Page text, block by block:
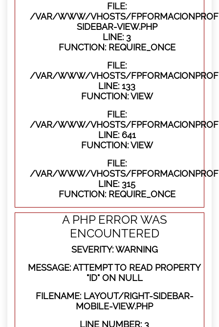
FILE:
/VAR/WWW/VHOSTS/
SIDEBAR-VIEW.PHP
LINE: 3
FUNCTION: REQUIRE_ONCE
FILE:
/VAR/WWW/VHOSTS/
LINE: 133
FUNCTION: VIEW
FILE:
/VAR/WWW/VHOSTS/
LINE: 641
FUNCTION: VIEW
FILE:
/VAR/WWW/VHOSTS/
LINE: 315
FUNCTION: REQUIRE_ONCE
A PHP ERROR WAS
ENCOUNTERED
SEVERITY: WARNING
MESSAGE: ATTEMPT TO READ PROPERTY
"ID" ON NULL
FILENAME: LAYOUT/RIGHT-SIDEBAR-
MOBILE-VIEW.PHP
LINE NUMBER: 3